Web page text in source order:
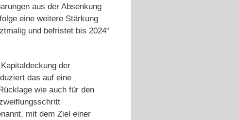
aus der Absenkung
eine weitere Stärkung
und befristet bis 2024“
der
das auf eine
wie auch für den
mit dem Ziel einer